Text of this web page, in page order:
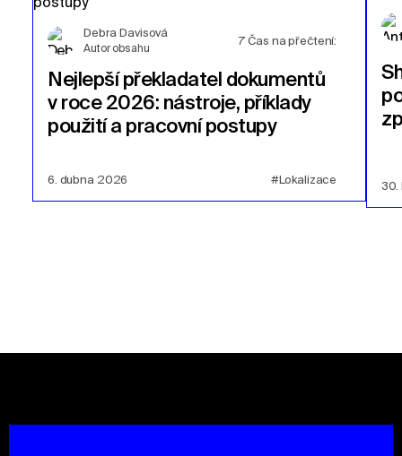
Debra Davisová
Autor obsahu
7 Čas na přečtení:
Nejlepší překladatel dokumentů
v roce 2026: nástroje, příklady
použití a pracovní postupy
6. dubna 2026 #Lokalizace 30.